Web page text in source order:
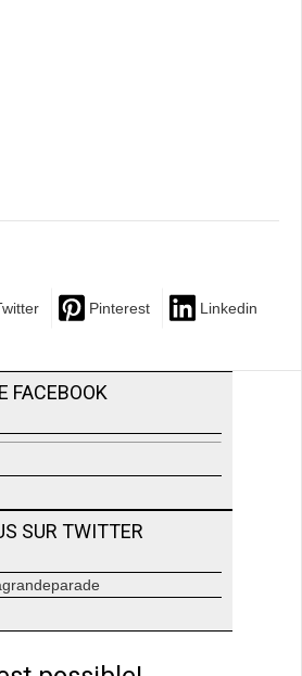
Pinterest Linkedin
FACEBOOK
SUR TWITTER